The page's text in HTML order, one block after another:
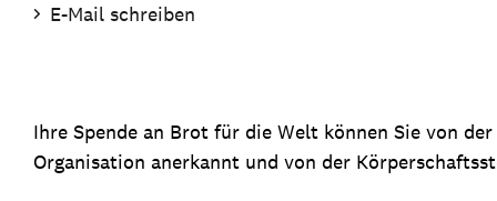
E-Mail schreiben
Ihre Spende an Brot für die Welt können Sie von
Organisation anerkannt und von der